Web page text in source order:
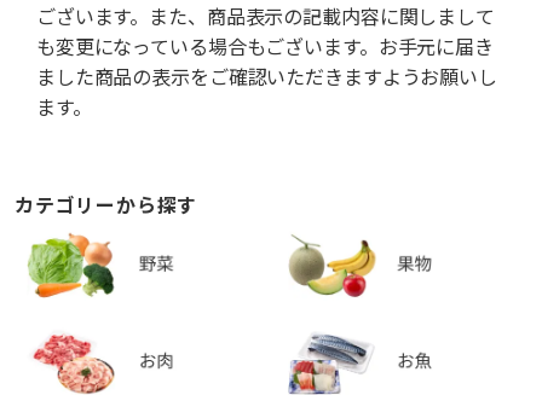
ございます。また、商品表示の記載内容に関しまして
も変更になっている場合もございます。お手元に届き
ました商品の表示をご確認いただきますようお願いし
ます。
カテゴリーから探す